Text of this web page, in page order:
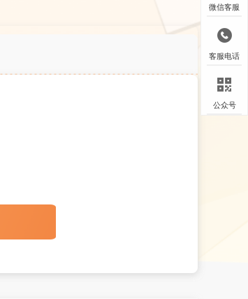
微信客服
客服电话
公众号